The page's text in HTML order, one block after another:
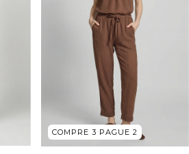
COMPRE 3 PAGUE 2